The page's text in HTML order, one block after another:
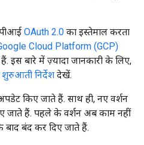
OAuth 2.0 का इस्तेमाल करता
Cloud Platform (GCP)
इस बारे में ज़्यादा जानकारी के लिए,
निर्देश देखें.
किए जाते हैं. साथ ही, नए वर्शन
जाते हैं. पहले के वर्शन अब काम नहीं
बंद कर दिए जाते हैं.